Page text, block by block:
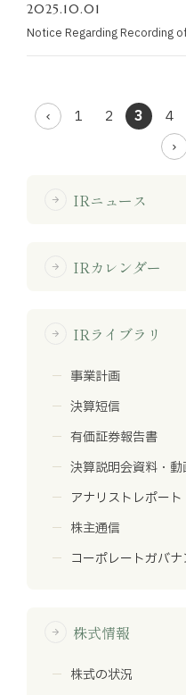
2025.10.01
Notice Regarding Recording
1 2 3 4
arrow_forward IRニュース
arrow_forward IRカレンダー
arrow_forward IRライブラリ
事業計画
決算短信
有価証券報告書
決算説明会資料・動
アナリストレポート
株主通信
コーポレートガバナ
arrow_forward 株式情報
株式の状況